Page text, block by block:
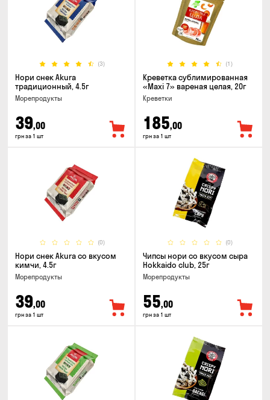
(3)
Нори снек Akura
традиционный, 4.5г
Морепродукты
39,00
грн за 1 шт
(1)
Креветка сублимированная
«Maxi 7» вареная целая, 20г
Креветки
185,00
грн за 1 шт
(0)
Нори снек Akura со вкусом
кимчи, 4.5г
Морепродукты
39,00
грн за 1 шт
(0)
Чипсы нори со вкусом сыра
Hokkaido club, 25г
Морепродукты
55,00
грн за 1 шт